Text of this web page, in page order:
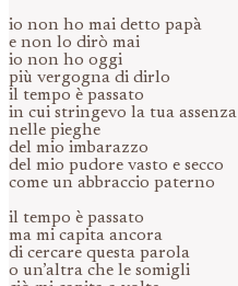
io non ho mai detto papà
e non lo dirò mai
io non ho oggi
più vergogna di dirlo
il tempo è passato
in cui stringevo la tua assenza
nelle pieghe
del mio imbarazzo
del mio pudore vasto e secco
come un abbraccio paterno
il tempo è passato
ma mi capita ancora
di cercare questa parola
o un’altra che le somigli